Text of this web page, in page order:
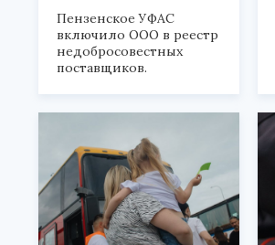
Пензенское УФАС
включило ООО в реестр
недобросовестных
поставщиков.